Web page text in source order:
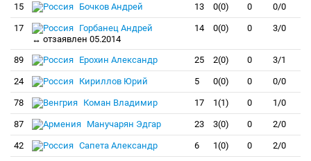
15 Бочков Андрей 13 0(0) 0 0/0
17
Горбанец Андрей
↔ отзаявлен 05.2014
14 0(0) 0 3/0
89 Ерохин Александр 25 2(0) 0 3/1
24 Кириллов Юрий 5 0(0) 0 0/0
78 Коман Владимир 17 1(1) 0 1/0
87 Манучарян Эдгар 23 3(0) 0 2/0
42 Сапета Александр 6 1(0) 0 2/0